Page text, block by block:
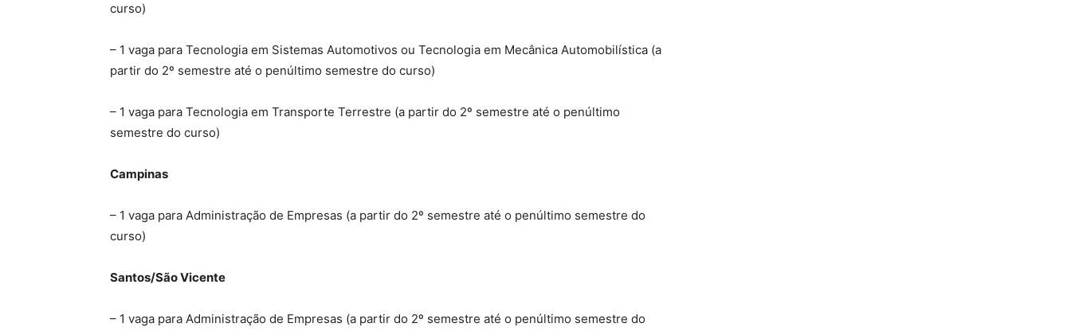
curso)
– 1 vaga para Tecnologia em Sistemas Automotivos ou Tecnologia em Mecânica Automobilística (a
partir do 2º semestre até o penúltimo semestre do curso)
– 1 vaga para Tecnologia em Transporte Terrestre (a partir do 2º semestre até o penúltimo
semestre do curso)
Campinas
– 1 vaga para Administração de Empresas (a partir do 2º semestre até o penúltimo semestre do
curso)
Santos/São Vicente
– 1 vaga para Administração de Empresas (a partir do 2º semestre até o penúltimo semestre do